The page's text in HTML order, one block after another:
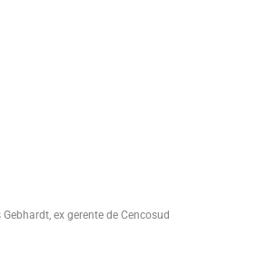
ex gerente de Cencosud